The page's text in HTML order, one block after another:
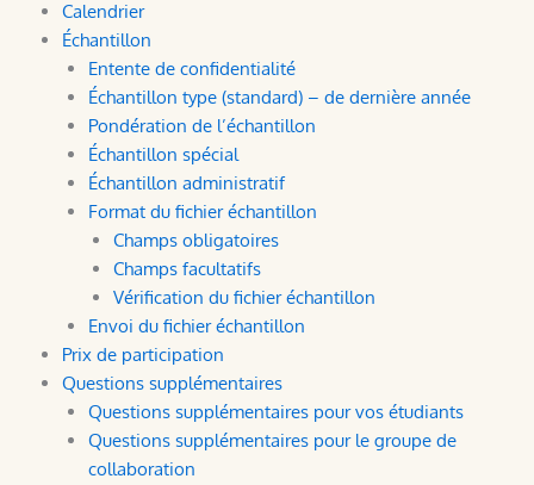
Calendrier
Échantillon
Entente de confidentialité
Échantillon type (standard) – de dernière année
Pondération de l’échantillon
Échantillon spécial
Échantillon administratif
Format du fichier échantillon
Champs obligatoires
Champs facultatifs
Vérification du fichier échantillon
Envoi du fichier échantillon
Prix de participation
Questions supplémentaires
Questions supplémentaires pour vos étudiants
Questions supplémentaires pour le groupe de
collaboration